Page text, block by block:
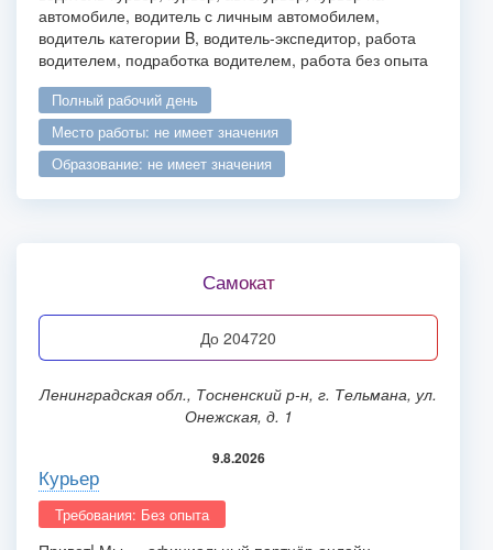
автомобиле, водитель с личным автомобилем,
водитель категории B, водитель-экспедитор, работа
водителем, подработка водителем, работа без опыта
полный рабочий день
место работы: не имеет значения
образование: не имеет значения
Самокат
до 204720
Ленинградская обл., Тосненский р-н, г. Тельмана, ул.
Онежская, д. 1
9.8.2026
Курьер
Требования: Без опыта